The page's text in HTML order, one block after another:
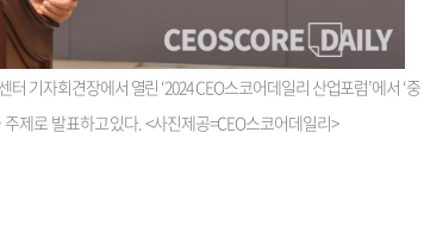
기자회견장에서 열린 ‘2024 CEO스코어데일리 산업포럼’에서 ‘중
제로 발표하고 있다. <사진제공=CEO스코어데일리>